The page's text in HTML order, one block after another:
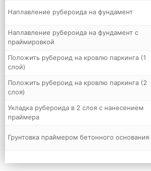
Наплавление рубероида на фундамент
Наплавление рубероида на фундамент с
праймировкой
Положить рубероид на кровлю паркинга (1
слой)
Положить рубероид на кровлю паркинга (2
слоя)
Укладка рубероида в 2 слоя с нанесением
праймера
Грунтовка праймером бетонного основания